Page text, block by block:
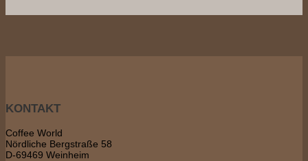
KONTAKT
Coffee World
Nördliche Bergstraße 58
D-69469 Weinheim